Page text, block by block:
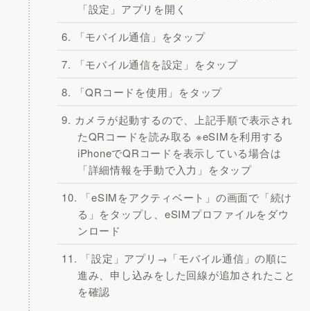
「設定」アプリを開く
「モバイル通信」をタップ
「モバイル通信を設定」をタップ
「QRコードを使用」をタップ
カメラが起動するので、上記手順で表示され
たQRコードを読み取る ※eSIMを利用する
iPhoneでQRコードを表示している場合は
「詳細情報を手動で入力」をタップ
「eSIMをアクティベート」の画面で「続け
る」をタップし、eSIMプロファイルをダウ
ンロード
「設定」アプリ→「モバイル通信」の順に
進み、申し込みをした回線が追加されたこと
を確認